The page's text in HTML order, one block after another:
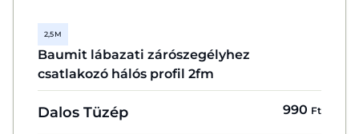
2,5 M
Baumit lábazati zárószegélyhez
csatlakozó hálós profil 2fm
Dalos Tüzép 990 Ft